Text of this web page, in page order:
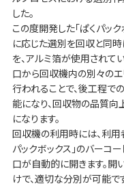
した。
この度開発した「ぱくパッ
に応じた選別を回収と同
を、アルミ箔が使用されて
口から回収機内の別々の
行われることで、後工程
能になり、回収物の品質
になります。
回収機の利用時には、利用
パックボックス」のバーコ
口が自動的に開きます。
けで、適切な分別が可能で